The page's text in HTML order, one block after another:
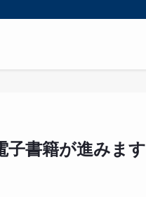
子書籍が進みます